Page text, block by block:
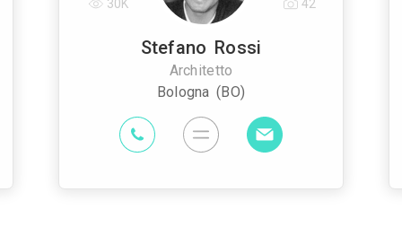
Stefano Rossi
Architetto
Bologna (BO)
30K 42